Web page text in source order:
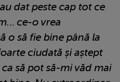
dat peste cap tot ce
ce-o vrea
o să fie bine până la
ciudată și aștept
să pot să-mi văd mai